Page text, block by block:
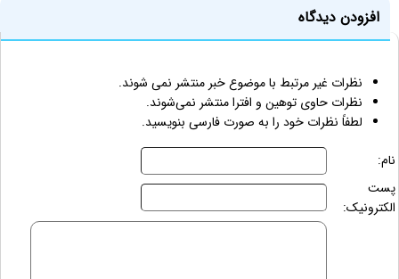
افزودن دیدگاه
نظرات غیر مرتبط با موضوع خبر منتشر نمی شوند.
نظرات حاوی توهین و افترا منتشر نمی‌شوند.
لطفاً نظرات خود را به صورت فارسی بنویسید.
نام:
پست
الکترونیک: